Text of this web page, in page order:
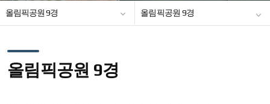
기
올림픽공원 9경
올림픽공원 9경
올림픽공원 9경